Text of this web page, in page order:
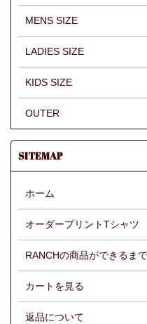
MENS SIZE
LADIES SIZE
KIDS SIZE
OUTER
SITEMAP
ホーム
オーダープリントTシャツ
RANCHの商品ができるまで
カートを見る
返品について